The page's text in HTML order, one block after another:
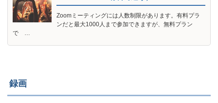
Zoomミーティングには人数制限があります。有料プラ
ンだと最大1000人まで参加できますが、無料プラン
で …
録画